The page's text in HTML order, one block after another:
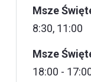
Msze
8:30, 11:00
Msze
18:00 -